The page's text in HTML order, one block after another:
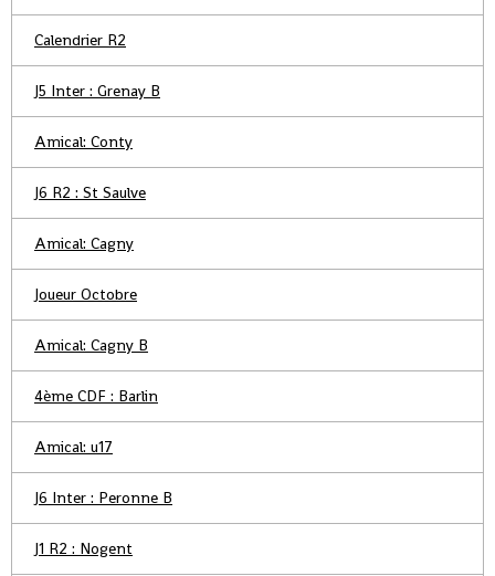
Calendrier R2
J5 Inter : Grenay B
Amical: Conty
J6 R2 : St Saulve
Amical: Cagny
Joueur Octobre
Amical: Cagny B
4ème CDF : Barlin
Amical: u17
J6 Inter : Peronne B
J1 R2 : Nogent